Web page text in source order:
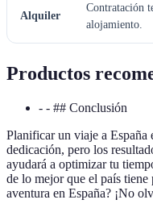
Alquiler
Contratación
alojamiento.
Productos
- - ## Conclusión
Planificar un viaje a España
dedicación, pero los
ayudará a optimizar tu
de lo mejor que el país tiene
aventura en España? ¡No